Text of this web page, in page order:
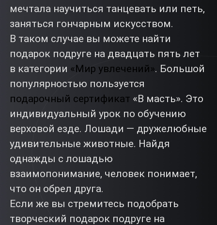
мечтала научиться танцевать или петь,
заняться гончарным искусством.
В таком случае вы можете найти
подарок подруге на двадцать пять лет
в категории «Мир увлечений». Большой
популярностью пользуется
подарочный сертификат «В масть». Это
индивидуальный урок по обучению
верховой езде. Лошади — дружелюбные
удивительные животные. Найдя
однажды с лошадью
взаимопонимание, человек понимает,
что он обрел друга.
Если же вы стремитесь подобрать
творческий подарок подруге на